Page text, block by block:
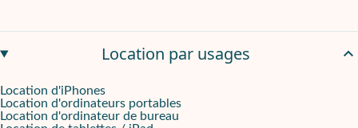
Location par usages
Location d'iPhones
Location d'ordinateurs portables
Location d'ordinateur de bureau